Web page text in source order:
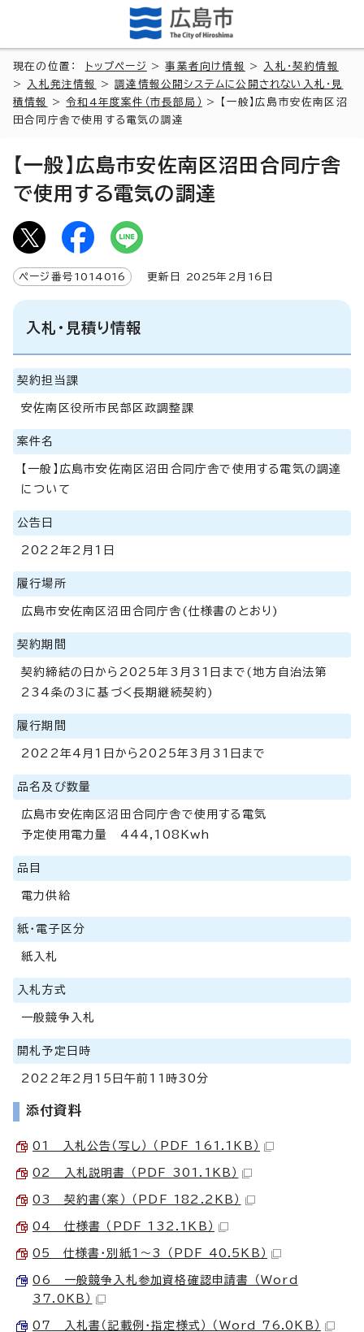
現在の位置： トップページ >事業者向け情報 >
入札・契約情報
>
入札発注情報 >調達情報公開システムに公開されない入札・見
積情報
>令和4年度案件（市長部局）
> 【一般】広島市安佐南区沼
田合同庁舎で使用する電気の調達
【一般】広島市安佐南区沼田合同庁舎
で使用する電気の調達
ページ番号 1014016 更新日 2025年2月 16 日
入札・見積り情報
契約担当課
安佐南区役所市民部区政調整課
案件名
【一般】広島市安佐南区沼田合同庁舎で使用する電気の調達
について
公告日
2022年2月1日
履行場所
広島市安佐南区沼田合同庁舎(仕様書のとおり)
契約期間
契約締結の日から2025年3月31日まで(地方自治法第
234条の3に基づく長期継続契約)
履行期間
2022年4月1日から2025年3月31日まで
品名及び数量
広島市安佐南区沼田合同庁舎で使用する電気
予定使用電力量 444,108Kwh
品目
電力供給
紙・電子区分
紙入札
入札方式
一般競争入札
開札予定日時
2022年2月15日午前11時30分
添付資料
01 入札公告（写し） （PDF 161.1KB）
02 入札説明書 （PDF 301.1KB）
03 契約書（案） （PDF 182.2KB）
04 仕様書 （PDF 132.1KB）
05 仕様書・別紙1～3 （PDF 40.5KB）
06 一般競争入札参加資格確認申請書 （Word
37.0KB）
07 入札書（記載例・指定様式） （Word 76.0KB）